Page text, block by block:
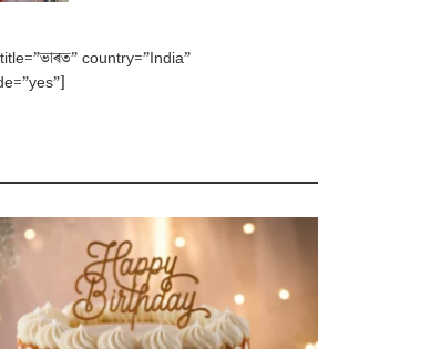
country=”India”